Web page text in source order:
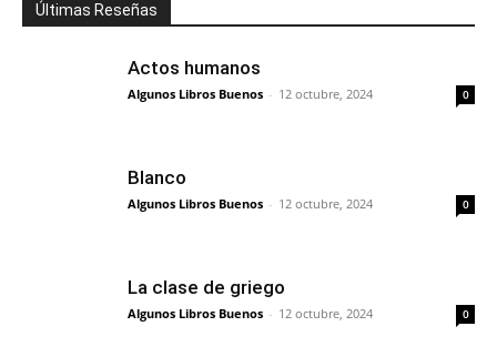
Últimas Reseñas
Actos humanos
Algunos Libros Buenos - 12 octubre, 2024 0
Blanco
Algunos Libros Buenos - 12 octubre, 2024 0
La clase de griego
Algunos Libros Buenos - 12 octubre, 2024 0